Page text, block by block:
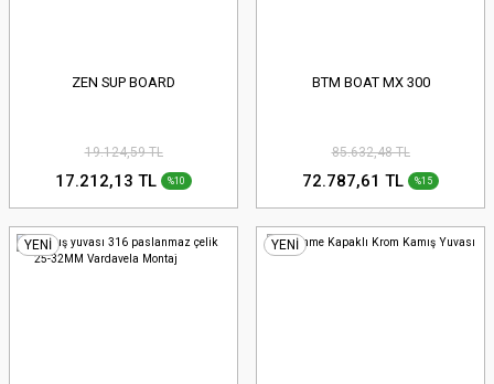
ZEN SUP BOARD
19.124,59 TL
17.212,13 TL %10
BTM BOAT MX 300
85.632,48 TL
72.787,61 TL %15
YENİ YENİ